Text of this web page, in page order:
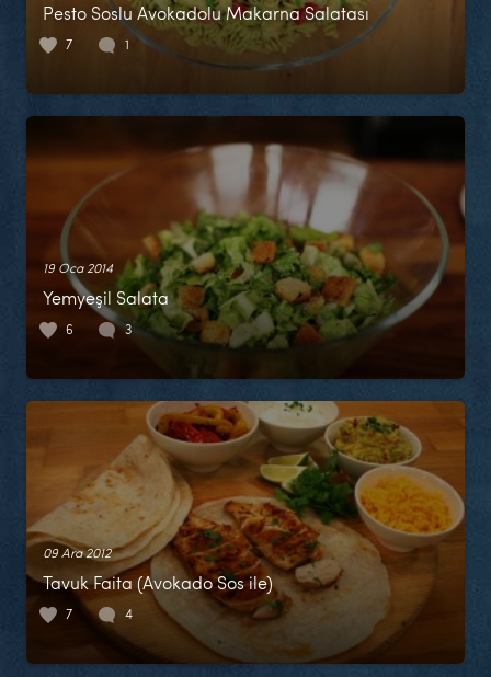
Pesto Soslu Avokadolu Makarna Salatası
7 1
19 Oca 2014
Yemyeşil Salata
6 3
09 Ara 2012
Tavuk Faita (Avokado Sos ile)
7 4